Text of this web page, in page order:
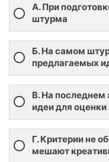
А. При
штурма
Б. На самом
предлагаемых
В. На последнем
идеи для оценки
Г. Критерии не
мешают